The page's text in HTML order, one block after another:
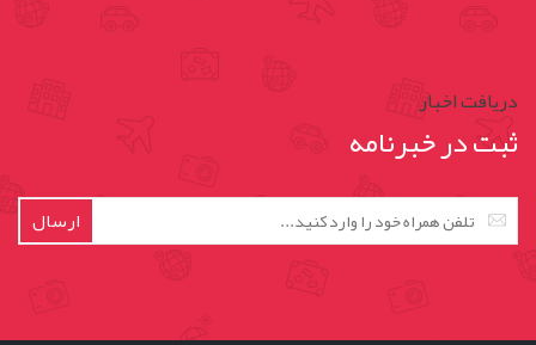
دریافت اخبار
ثبت در خبرنامه
ارسال